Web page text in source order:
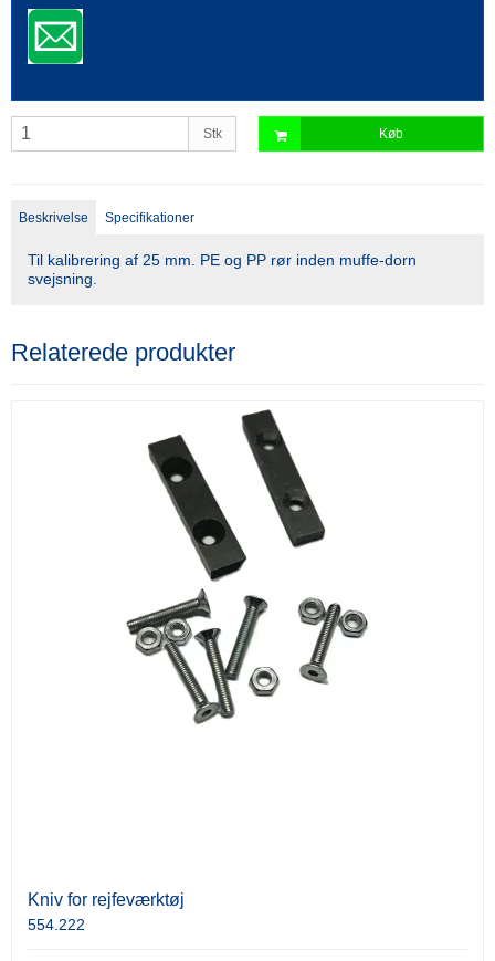
Stk Køb
Beskrivelse Specifikationer
Til kalibrering af 25 mm. PE og PP rør inden muffe-dorn
svejsning.
Relaterede produkter
Kniv for rejfeværktøj
554.222